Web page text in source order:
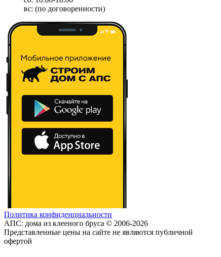
вс: (по договоренности)
Политика конфиденциальности
АПС: дома из клееного бруса © 2006-2026
Представленные цены на сайте не являются публичной
офертой